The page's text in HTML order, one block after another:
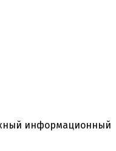
информационный